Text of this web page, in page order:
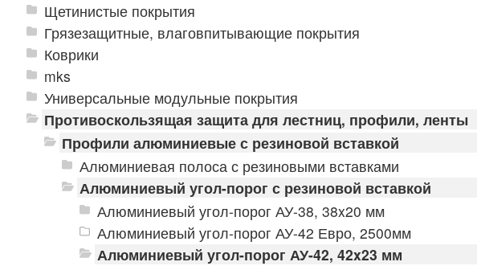
Щетинистые покрытия
Грязезащитные, влаговпитывающие покрытия
Коврики
mks
Универсальные модульные покрытия
Противоскользящая защита для лестниц, профили, ленты
Профили алюминиевые с резиновой вставкой
Алюминиевая полоса с резиновыми вставками
Алюминиевый угол-порог с резиновой вставкой
Алюминиевый угол-порог АУ-38, 38x20 мм
Алюминиевый угол-порог АУ-42 Евро, 2500мм
Алюминиевый угол-порог АУ-42, 42x23 мм